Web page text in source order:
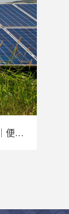
2026 年最新实力排行｜便携式 IV 测试仪 TOP 推荐，LAILX LX‑PV31 深度解析